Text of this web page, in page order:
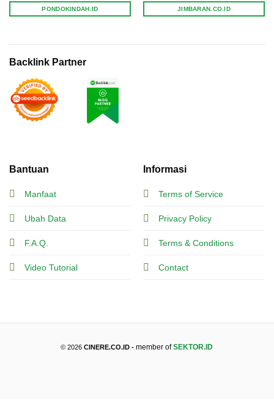
Bantuan
Manfaat
Ubah Data
F.A.Q.
Video Tutorial
Informasi
Terms of Service
Privacy Policy
Terms & Conditions
Contact
PONDOKINDAH.ID JIMBARAN.CO.ID
Backlink Partner
© 2026CINERE.CO.ID -member ofSEKTOR.ID